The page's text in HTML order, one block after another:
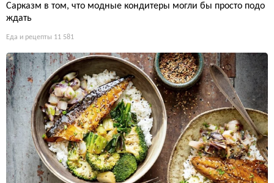
Сарказм в том, что модные кондитеры могли бы просто подо
ждать
Еда и рецепты 11 581